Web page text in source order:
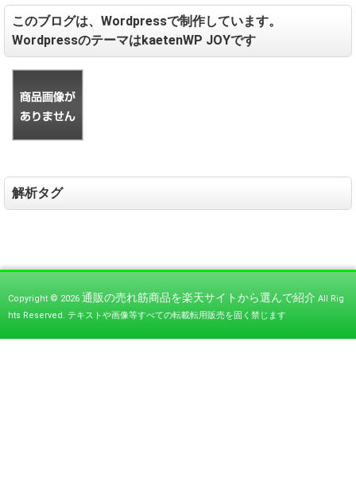
このブログは、Wordpressで制作しています。
WordpressのテーマはkaetenWP JOYです
解析タグ
Copyright © 2026 通販の売れ筋商品を楽天サイトから選んで紹介 All Rig
hts Reserved. テキストや画像等すべての転載転用販売を固く禁じます